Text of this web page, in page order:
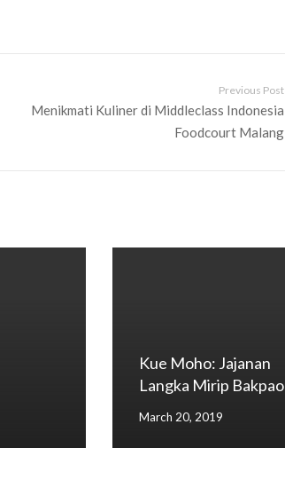
Previous Post
Menikmati Kuliner di Middleclass Indonesia
Foodcourt Malang
Kue Moho: Jajanan
Langka Mirip Bakpao
March 20, 2019